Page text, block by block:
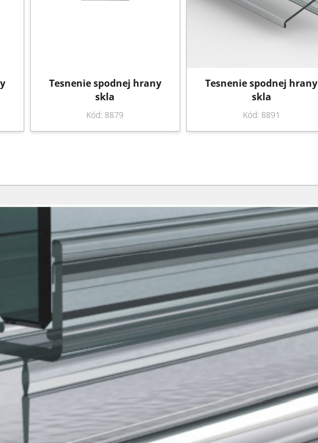
Tesnenie spodnej hrany
skla
Kód: 8879
Tesnenie spodnej hrany
skla
Kód: 8891